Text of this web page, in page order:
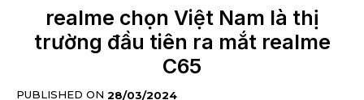
realme chọn Việt Nam là thị
trường đầu tiên ra mắt realme
C65
PUBLISHED ON 28/03/2024